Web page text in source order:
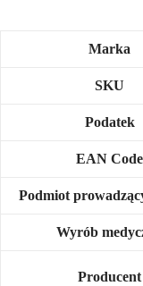
Marka
SKU
Podatek
EAN Code
Podmiot
Wyrób
Producent